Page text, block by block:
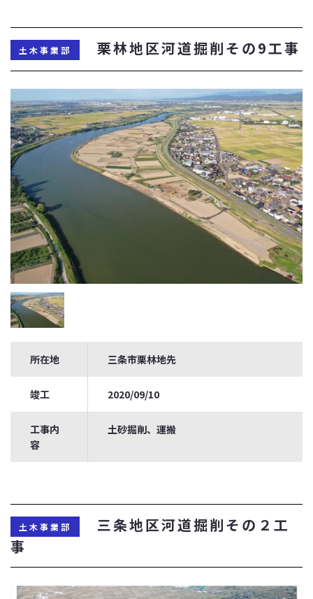
土木事業部 栗林地区河道掘削その9工事
所在地 三条市栗林地先
竣工 2020/09/10
工事内
容
土砂掘削、運搬
土木事業部
三条地区河道掘削その２工
事